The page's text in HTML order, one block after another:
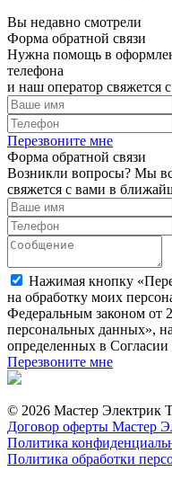
Вы недавно смотрели
Форма обратной связи
Нужна помощь в
телефона
и наш оператор свяжется
Перезвоните мне
Форма обратной связи
Возникли вопросы? Мы
свяжется с вами в
Нажимая кнопку
на обработку моих
Федеральным законом от
персональных данных»,
определенных в
Перезвоните мне
© 2026 Мастер Электрик
Договор оферты Мастер
Политика
Политика обработки